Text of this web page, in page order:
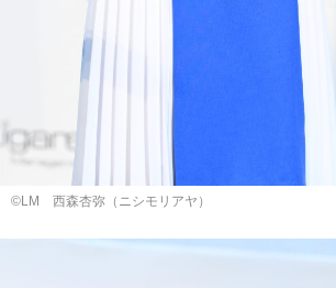
©LM ⻄森杏弥（ニシモリアヤ）